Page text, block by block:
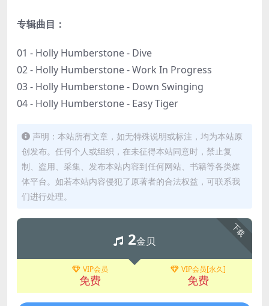
专辑曲目：
01 - Holly Humberstone - Dive
02 - Holly Humberstone - Work In Progress
03 - Holly Humberstone - Down Swinging
04 - Holly Humberstone - Easy Tiger
声明：本站所有文章，如无特殊说明或标注，均为本站原
创发布。任何个人或组织，在未征得本站同意时，禁止复
制、盗用、采集、发布本站内容到任何网站、书籍等各类媒
体平台。如若本站内容侵犯了原著者的合法权益，可联系我
们进行处理。
下载
2金贝
VIP会员
免费
VIP会员[永久]
免费